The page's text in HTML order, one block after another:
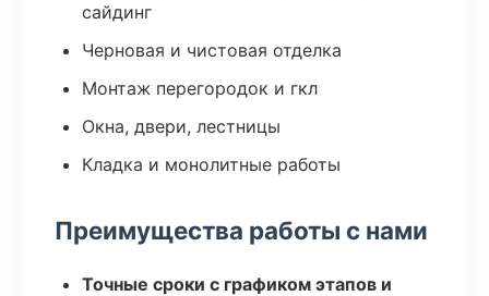
сайдинг
Черновая и чистовая отделка
Монтаж перегородок и гкл
Окна, двери, лестницы
Кладка и монолитные работы
Преимущества работы с нами
Точные сроки с графиком этапов и